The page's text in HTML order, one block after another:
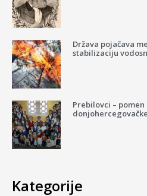
Država pojačava
stabilizaciju
Prebilovci –
Kategorije